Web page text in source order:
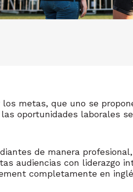
metas, que uno se
oportunidades laborales
de manera
audiencias con liderazgo
completamente en